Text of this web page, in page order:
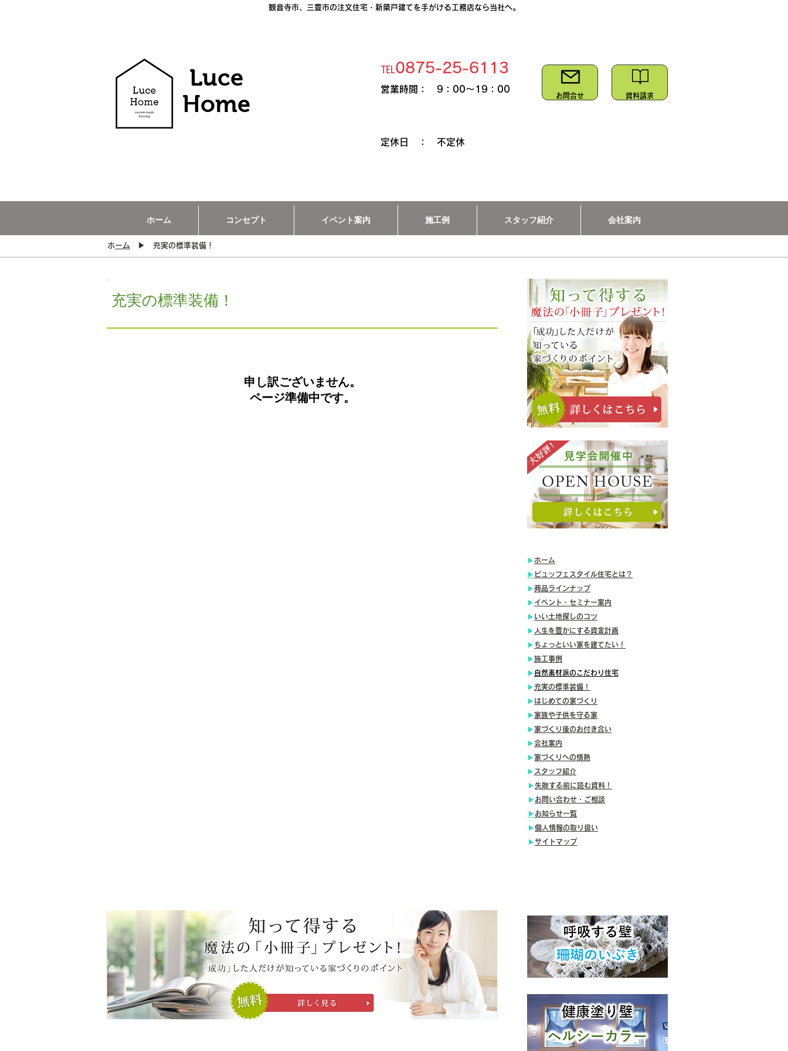
​観音寺市、三豊市の注文住宅・新築戸建てを手がける工務店なら当社へ。
Luce
​Home
℡0875-25-6113
お問合せ 資料請求
​営業時間： 9：00～19：00
​定休日 ： 不定休
ホーム コンセプト イベント案内 施工例 スタッフ紹介 会社案内
​ホーム ▶ 充実の標準装備！
​充実の標準装備！
申し訳ございません。
ページ準備中です。
​▶ ホーム
​▶ ビュッフェスタイル住宅とは？
▶商品ラインナップ
▶ イベント・セミナー案内
​▶ いい土地探しのコツ
▶ 人生を豊かにする資金計画
​▶ ちょっといい家を建てたい！
​▶施工事例
▶ 自然素材派のこだわり住宅
▶充実の標準装備！
​▶ はじめての家づくり
​▶家族や子供を守る家
​▶家づくり後のお付き合い
​▶会社案内
​▶家づくりへの情熱
▶ スタッフ紹介
​▶失敗する前に読む資料！
​▶ お問い合わせ・ご相談
​▶ お知らせ一覧
​▶個人情報の取り扱い
​▶サイトマップ